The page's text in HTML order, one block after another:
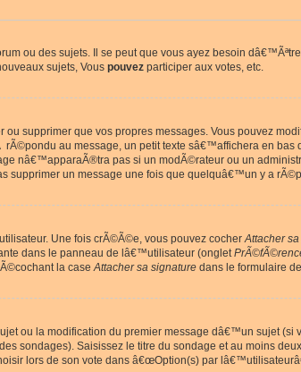
ou des sujets. Il se peut que vous ayez besoin
sujets, Vous pouvez participer aux votes, etc.
supprimer que vos propres messages. Vous pouvez
au message, un petit texte sâ€™affichera en
nâ€™apparaÃ®tra pas si un modÃ©rateur ou un
supprimer un message une fois que quelquâ€™un y a
Une fois crÃ©Ã©e, vous pouvez cocherAttacher
dans le panneau de lâ€™utilisateur (onglet
la caseAttacher sa signature dans le formulaire
ou la modification du premier message dâ€™un sujet
sondages). Saisissez le titre du sondage et au moins
lors de son vote dans â€œOption(s) par